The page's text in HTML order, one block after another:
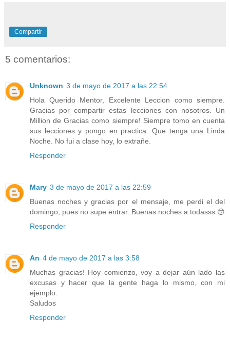
Compartir
5 comentarios:
Unknown 3 de mayo de 2017 a las 22:54
Hola Querido Mentor, Excelente Leccion como siempre.
Gracias por compartir estas lecciones con nosotros. Un
Million de Gracias como siempre! Siempre tomo en cuenta
sus lecciones y pongo en practica. Que tenga una Linda
Noche. No fui a clase hoy, lo extrañe.
Responder
Mary 3 de mayo de 2017 a las 22:59
Buenas noches y gracias por el mensaje, me perdi el del
domingo, pues no supe entrar. Buenas noches a todasss 😚
Responder
An 4 de mayo de 2017 a las 3:58
Muchas gracias! Hoy comienzo, voy a dejar aún lado las
excusas y hacer que la gente haga lo mismo, con mi
ejemplo.
Saludos
Responder